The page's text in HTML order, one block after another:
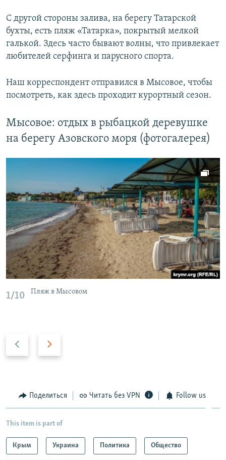
С другой стороны залива, на берегу Татарской
бухты, есть пляж «Татарка», покрытый мелкой
галькой. Здесь часто бывают волны, что привлекает
любителей серфинга и парусного спорта.
Наш корреспондент отправился в Мысовое, чтобы
посмотреть, как здесь проходит курортный сезон.
Мысовое: отдых в рыбацкой деревушке
на берегу Азовского моря (фотогалерея)
1/10 Пляж в Мысовом
щ
и
й
ю
и
Поделиться Читать без VPN Follow us
This item is part of
Крым Украина Политика Общество